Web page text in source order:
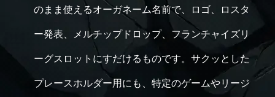
のまま使えるオーガネーム名前で、ロゴ、ロスタ
ー発表、メルチップドロップ、フランチャイズリ
ーグスロットにすだけるものです。サクッとした
プレースホルダー用にも、特定のゲームやリージ